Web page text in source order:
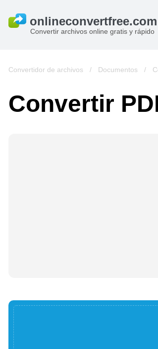
Convertir archivos online gratis y rápido
Convertidor de archivos / Documentos /
Convertir